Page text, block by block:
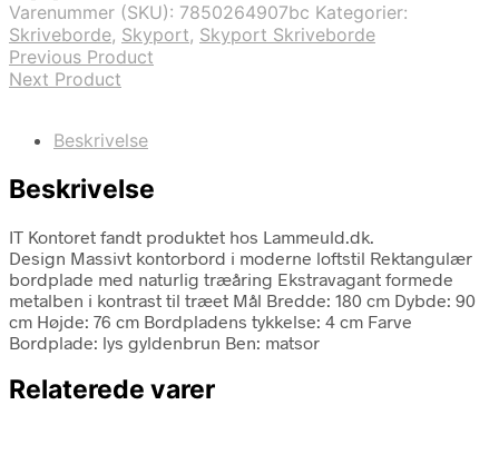
Varenummer (SKU): 7850264907bc Kategorier:
Skriveborde, Skyport, Skyport Skriveborde
Previous Product
Next Product
Beskrivelse
Beskrivelse
IT Kontoret fandt produktet hos Lammeuld.dk.
Design Massivt kontorbord i moderne loftstil Rektangulær
bordplade med naturlig træåring Ekstravagant formede
metalben i kontrast til træet Mål Bredde: 180 cm Dybde: 90
cm Højde: 76 cm Bordpladens tykkelse: 4 cm Farve
Bordplade: lys gyldenbrun Ben: matsor
Relaterede varer